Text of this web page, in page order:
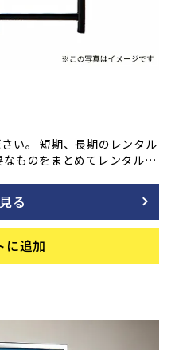
い。 短期、長期のレンタル
ものをまとめてレンタル
る
に追加